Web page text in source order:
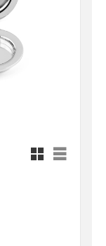
Rutnätsvy
Listvy